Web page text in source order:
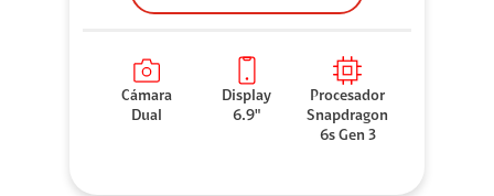
Cámara
Dual
Display
6.9"
Procesador
Snapdragon
6s Gen 3